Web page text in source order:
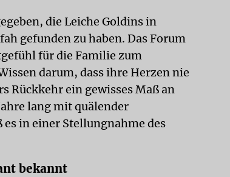
die Leiche Goldins in
gefunden zu haben. Das Forum
für die Familie zum
darum, dass ihre Herzen nie
Rückkehr ein gewisses Maß an
lang mit quälender
in einer Stellungnahme des
bekannt